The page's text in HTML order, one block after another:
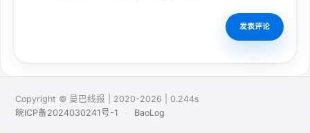
Copyright © 曼巴线报 | 2020-2026 | 0.244s
皖ICP备2024030241号-1
· BaoLog